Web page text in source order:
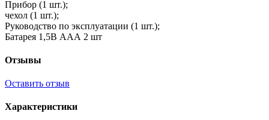
Прибор (1 шт.);
чехол (1 шт.);
Руководство по эксплуатации (1 шт.);
Батарея 1,5В ААА 2 шт
Отзывы
Оставить отзыв
Характеристики